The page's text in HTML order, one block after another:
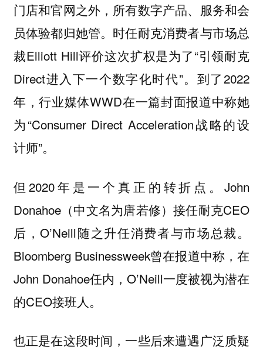
门店和官网之外，所有数字产品、服务和会
员体验都归她管。时任耐克消费者与市场总
裁Elliott Hill评价这次扩权是为了“引领耐克
Direct进入下一个数字化时代”。到了2022
年，行业媒体WWD在一篇封面报道中称她
为“Consumer Direct Acceleration战略的设
计师”。
但2020年是一个真正的转折点。John
Donahoe（中文名为唐若修）接任耐克CEO
后，O’Neill随之升任消费者与市场总裁。
Bloomberg Businessweek曾在报道中称，在
John Donahoe任内，O’Neill一度被视为潜在
的CEO接班人。
也正是在这段时间，一些后来遭遇广泛质疑